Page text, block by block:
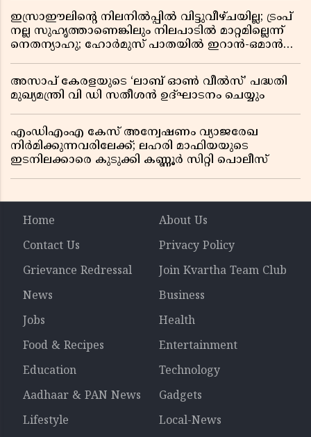
ഇസ്രാഈലിന്റെ നിലനിൽപ്പിൽ വിട്ടുവീഴ്ചയില്ല; ട്രംപ്
നല്ല സുഹൃത്താണെങ്കിലും നിലപാടിൽ മാറ്റമില്ലെന്ന്
നെതന്യാഹു; ഹോർമുസ് പാതയിൽ ഇറാൻ-ഒമാൻ
അസാപ് കേരളയുടെ ‘ലാബ് ഓൺ വീൽസ്’ പദ്ധതി
മുഖ്യമന്ത്രി വി ഡി സതീശൻ ഉദ്ഘാടനം ചെയ്യും
എംഡിഎംഎ കേസ് അന്വേഷണം വ്യാജരേഖ
നിർമിക്കുന്നവരിലേക്ക്; ലഹരി മാഫിയയുടെ
ഇടനിലക്കാരെ കുടുക്കി കണ്ണൂർ സിറ്റി പൊലീസ്
Home
About Us
Contact Us
Privacy Policy
Grievance Redressal
Join Kvartha Team Club
News
Business
Jobs
Health
Food & Recipes
Entertainment
Education
Technology
Aadhaar & PAN News
Gadgets
Lifestyle
Local-News